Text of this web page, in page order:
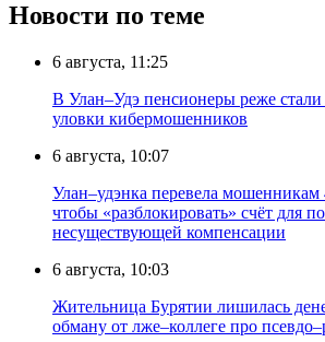
Новости по теме
6 августа, 11:25
В Улан–Удэ пенсионеры реже стали
уловки кибермошенников
6 августа, 10:07
Улан–удэнка перевела мошенникам
чтобы «разблокировать» счёт для
несуществующей компенсации
6 августа, 10:03
Жительница Бурятии лишилась
обману от лже–коллеге про